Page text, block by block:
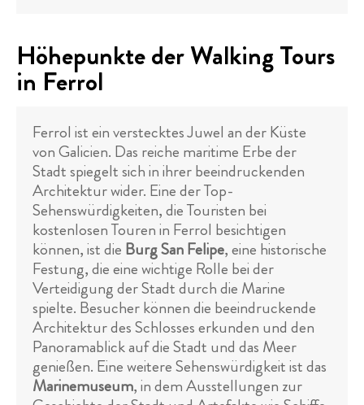
Höhepunkte der Walking Tours
in Ferrol
Ferrol ist ein verstecktes Juwel an der Küste
von Galicien. Das reiche maritime Erbe der
Stadt spiegelt sich in ihrer beeindruckenden
Architektur wider. Eine der Top-
Sehenswürdigkeiten, die Touristen bei
kostenlosen Touren in Ferrol besichtigen
können, ist die Burg San Felipe, eine historische
Festung, die eine wichtige Rolle bei der
Verteidigung der Stadt durch die Marine
spielte. Besucher können die beeindruckende
Architektur des Schlosses erkunden und den
Panoramablick auf die Stadt und das Meer
genießen. Eine weitere Sehenswürdigkeit ist das
Marinemuseum, in dem Ausstellungen zur